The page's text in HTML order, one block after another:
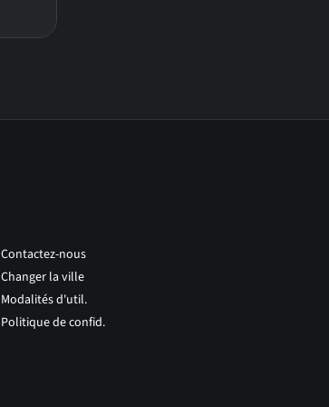
Contactez-nous
Changer la ville
Modalités d'util.
Politique de confid.